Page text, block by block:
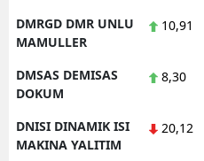
DMRGD DMR UNLU
MAMULLER
10,91
DMSAS DEMISAS
DOKUM
8,30
DNISI DINAMIK ISI
MAKINA YALITIM
20,12